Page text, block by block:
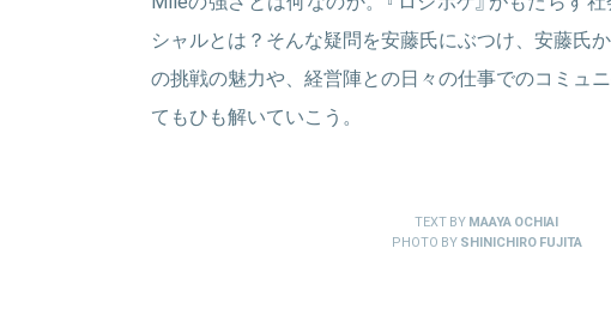
シャルとは？そんな疑問を安藤氏にぶつけ、安藤氏
の挑戦の魅力や、経営陣との日々の仕事でのコミュ
てもひも解いていこう。
TEXT BYMAAYA OCHIAI
PHOTO BYSHINICHIRO FUJITA